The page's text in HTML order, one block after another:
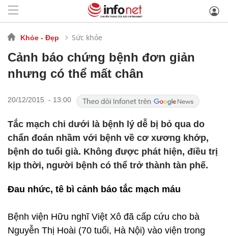
Khỏe - Đẹp Sức khỏe
Cảnh báo chứng bệnh đơn giản
nhưng có thể mất chân
20/12/2015 - 13:00
Tắc mạch chi dưới là bệnh lý dễ bị bỏ qua do
chẩn đoán nhầm với bệnh về cơ xương khớp,
bệnh do tuổi già. Không được phát hiện, điều trị
kịp thời, người bệnh có thể trở thành tàn phế.
Đau nhức, tê bì cảnh báo tắc mạch máu
Bệnh viện Hữu nghĩ Việt Xô đã cấp cứu cho bà
Nguyễn Thị Hoài (70 tuổi, Hà Nội) vào viện trong